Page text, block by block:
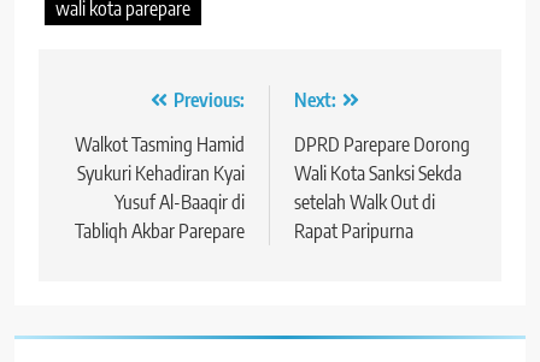
wali kota parepare
Navigasi
pos
Previous:
Walkot Tasming Hamid
Syukuri Kehadiran Kyai
Yusuf Al-Baaqir di
Tabliqh Akbar Parepare
Next:
DPRD Parepare Dorong
Wali Kota Sanksi Sekda
setelah Walk Out di
Rapat Paripurna